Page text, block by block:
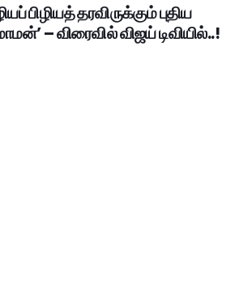
பிழியத் தரவிருக்கும் புதிய
– விரைவில் விஜய் டிவியில்..!